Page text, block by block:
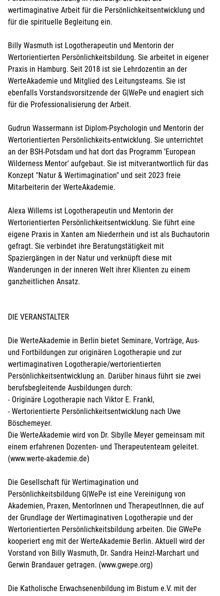
wertimaginative Arbeit für die Persönlichkeitsentwicklung und
für die spirituelle Begleitung ein.
Billy Wasmuth ist Logotherapeutin und Mentorin der
Wertorientierten Persönlichkeitsbildung. Sie arbeitet in eigener
Praxis in Hamburg. Seit 2018 ist sie Lehrdozentin an der
WerteAkademie und Mitglied des Leitungsteams. Sie ist
ebenfalls Vorstandsvorsitzende der G|WePe und enagiert sich
für die Professionalisierung der Arbeit.
Gudrun Wassermann ist Diplom-Psychologin und Mentorin der
Wertorientierten Persönlichkeits-entwicklung. Sie unterrichtet
an der BSH-Potsdam und hat dort das Programm 'European
Wilderness Mentor‘ aufgebaut. Sie ist mitverantwortlich für das
Konzept "Natur & Wertimagination" und seit 2023 freie
Mitarbeiterin der WerteAkademie.
Alexa Willems ist Logotherapeutin und Mentorin der
Wertorientierten Persönlichkeitsentwicklung. Sie führt eine
eigene Praxis in Xanten am Niederrhein und ist als Buchautorin
gefragt. Sie verbindet ihre Beratungstätigkeit mit
Spaziergängen in der Natur und verknüpft diese mit
Wanderungen in der inneren Welt ihrer Klienten zu einem
ganzheitlichen Ansatz.
DIE VERANSTALTER
Die WerteAkademie in Berlin bietet Seminare, Vorträge, Aus-
und Fortbildungen zur originären Logotherapie und zur
wertimaginativen Logotherapie/wertorientierten
Persönlichkeitsentwicklung an. Darüber hinaus führt sie zwei
berufsbegleitende Ausbildungen durch:
- Originäre Logotherapie nach Viktor E. Frankl,
- Wertorientierte Persönlichkeitsentwicklung nach Uwe
Böschemeyer.
Die WerteAkademie wird von Dr. Sibylle Meyer gemeinsam mit
einem erfahrenen Dozenten- und Therapeutenteam geleitet.
(www.werte-akademie.de)
Die Gesellschaft für Wertimagination und
Persönlichkeitsbildung G|WePe ist eine Vereinigung von
Akademien, Praxen, MentorInnen und TherapeutInnen, die auf
der Grundlage der Wertimaginativen Logotherapie und der
Wertorientierten Persönlichkeitsbildung arbeiten. Die GWePe
kooperiert eng mit der WerteAkademie Berlin. Aktuell wird der
Vorstand von Billy Wasmuth, Dr. Sandra Heinzl-Marchart und
Gerwin Brandauer getragen. (www.gwepe.org)
Die Katholische Erwachsenenbildung im Bistum e.V. mit der